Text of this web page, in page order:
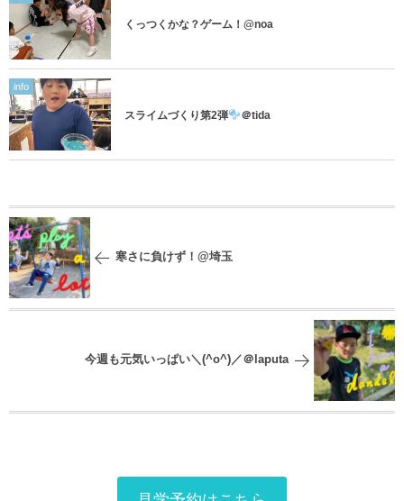
くっつくかな？ゲーム！@noa
info
スライムづくり第2弾 ＠tida
寒さに負けず！@埼玉
今週も元気いっぱい＼(^o^)／＠laputa